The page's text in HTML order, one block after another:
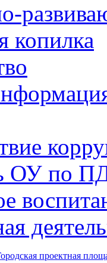
копилка
ОУ по
проектная